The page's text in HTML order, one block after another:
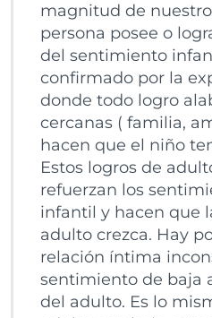
magnitud de nuestro
persona posee o
del sentimiento
confirmado por la
donde todo logro
cercanas ( familia,
hacen que el niño
Estos logros de
refuerzan los
infantil y hacen que
adulto crezca. Hay
relación íntima
sentimiento de baja
del adulto. Es lo